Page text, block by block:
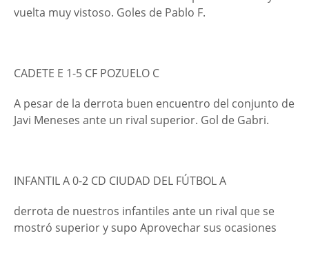
vuelta muy vistoso. Goles de Pablo F.
CADETE E 1-5 CF POZUELO C
A pesar de la derrota buen encuentro del conjunto de
Javi Meneses ante un rival superior. Gol de Gabri.
INFANTIL A 0-2 CD CIUDAD DEL FÚTBOL A
derrota de nuestros infantiles ante un rival que se
mostró superior y supo Aprovechar sus ocasiones